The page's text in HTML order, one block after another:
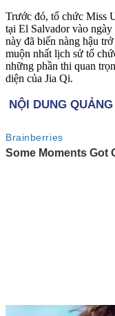
Trước đó, tổ chức Miss
tại El Salvador vào
này đã biến nàng hậu
muộn nhất lịch sử tổ
những phần thi quan
diện của Jia Qi.